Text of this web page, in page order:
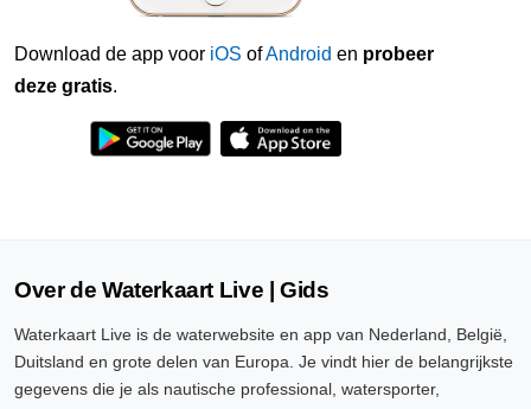
Download de app voor iOS ofAndroid en probeer
deze gratis.
Over de Waterkaart Live | Gids
Waterkaart Live is de waterwebsite en app van Nederland, België,
Duitsland en grote delen van Europa. Je vindt hier de belangrijkste
gegevens die je als nautische professional, watersporter,